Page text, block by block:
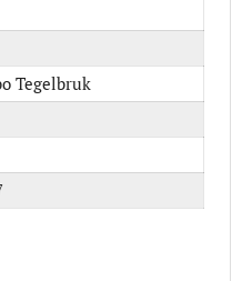
Tegelbruk